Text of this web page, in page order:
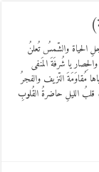
الحياة والشّمسُ تُعلنُ
يا شُرفَةَ المَنفى
مُقاوَمَةَ النّزيف والفجرُ
الليلِ حاضرةُ القُلوبِ